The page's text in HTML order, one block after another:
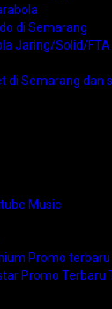
di Semarang
Jaring/Solid/
di Semarang dan
Music
Promo terbaru
Promo Terbaru